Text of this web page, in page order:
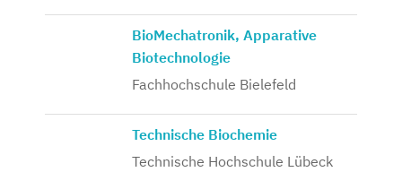
BioMechatronik, Apparative
Biotechnologie
Fachhochschule Bielefeld
Technische Biochemie
Technische Hochschule Lübeck